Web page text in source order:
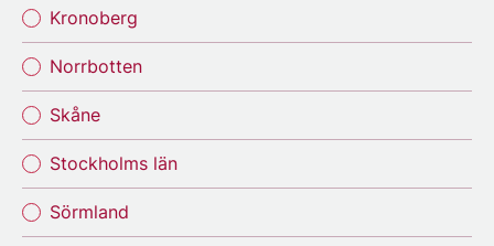
Kronoberg
Norrbotten
Skåne
Stockholms län
Sörmland